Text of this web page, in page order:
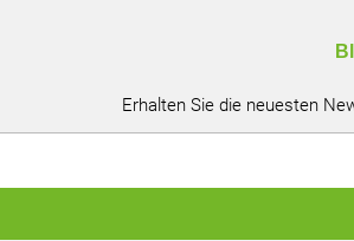
Erhalten Sie die neuesten